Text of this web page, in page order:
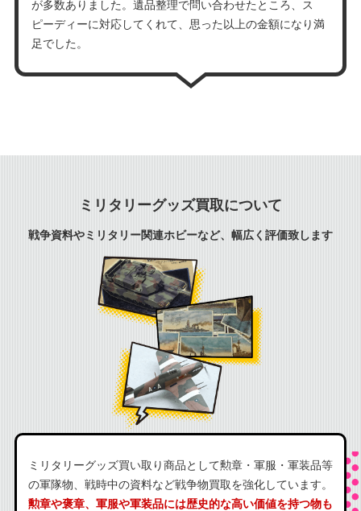
が多数ありました。遺品整理で問い合わせたところ、ス
ピーディーに対応してくれて、思った以上の金額になり満
足でした。
ミリタリーグッズ買取について
戦争資料やミリタリー関連ホビーなど、幅広く評価致します
ミリタリーグッズ買い取り商品として勲章・軍服・軍装品等
の軍隊物、戦時中の資料など戦争物買取を強化しています。
勲章や褒章、軍服や軍装品には歴史的な高い価値を持つ物も